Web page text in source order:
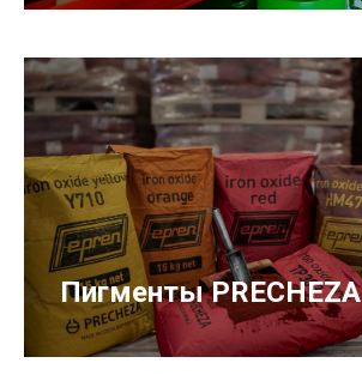
Пигменты PRECHEZA